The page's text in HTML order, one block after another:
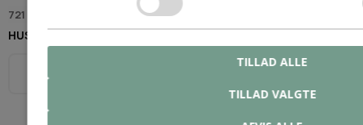
721 42 52-50
HUSQVARNA Rørstift HUSQVARNA Medbringerpal
Model
TILLAD VALGTE
TILLAD ALLE